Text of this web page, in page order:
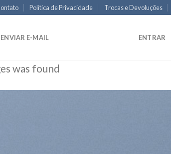
Política de Privacidade Trocas e Devoluções
ENVIAR E-MAIL ENTRAR
was found